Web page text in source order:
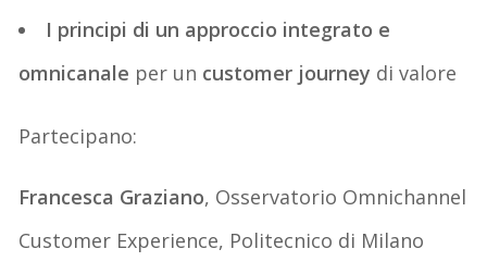
I principi di un approccio integrato e
omnicanale per un customer journey di valore
Partecipano:
Francesca Graziano, Osservatorio Omnichannel
Customer Experience, Politecnico di Milano